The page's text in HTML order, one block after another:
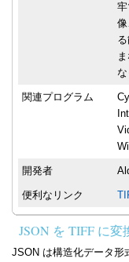
関連プログラム
開発者
便利なリンク
JSON を TIFF に
JSON は構造化データ形